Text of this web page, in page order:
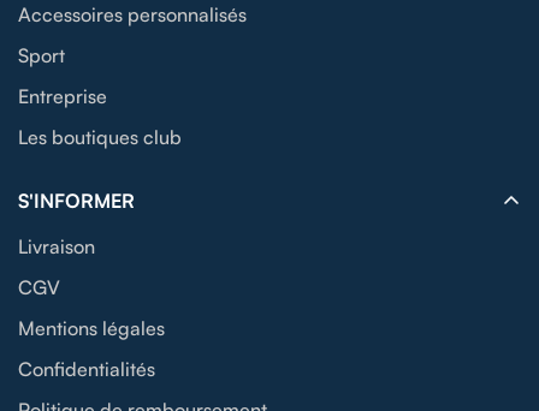
Accessoires personnalisés
Sport
Entreprise
Les boutiques club
S'INFORMER
Livraison
CGV
Mentions légales
Confidentialités